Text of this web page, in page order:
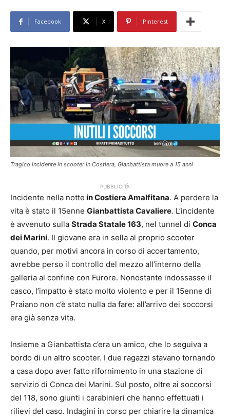
Facebook X Pinterest
Tragico incidente in scooter in Costiera, Gianbattista muore a 15 anni
PUBBLICITÀ
Incidente nella notte in Costiera Amalfitana. A perdere la
vita è stato il 15enne Gianbattista Cavaliere. L’incidente
è avvenuto sulla Strada Statale 163, nel tunnel di Conca
dei Marini. Il giovane era in sella al proprio scooter
quando, per motivi ancora in corso di accertamento,
avrebbe perso il controllo del mezzo all’interno della
galleria al confine con Furore. Nonostante indossasse il
casco, l’impatto è stato molto violento e per il 15enne di
Praiano non c’è stato nulla da fare: all’arrivo dei soccorsi
era già senza vita.
Insieme a Gianbattista c’era un amico, che lo seguiva a
bordo di un altro scooter. I due ragazzi stavano tornando
a casa dopo aver fatto rifornimento in una stazione di
servizio di Conca dei Marini. Sul posto, oltre ai soccorsi
del 118, sono giunti i carabinieri che hanno effettuati i
rilievi del caso. Indagini in corso per chiarire la dinamica